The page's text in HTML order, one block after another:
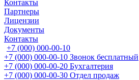
Контакты
Партнеры
Лицензии
Документы
Контакты
+7 (000) 000-00-10
+7 (000) 000-00-10 Звонок бесплатный
+7 (000) 000-00-20 Бухгалтерия
+7 (000) 000-00-30 Отдел продаж